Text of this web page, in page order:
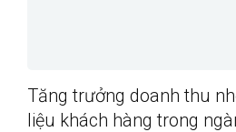
Tăng trưởng doanh thu
liệu khách hàng trong